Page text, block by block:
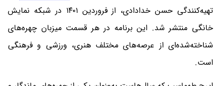
تهیه‌کنندگی حسن خدادادی، از فروردین ۱۴۰۱ در شبکه نمایش
خانگی منتشر شد. این برنامه در هر قسمت میزبان چهره‌های
شناخته‌شده‌ای از عرصه‌های مختلف هنری، ورزشی و فرهنگی
است.